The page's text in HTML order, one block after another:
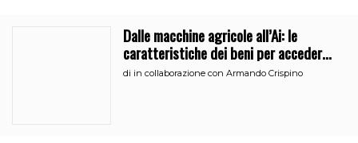
Dalle macchine agricole all’Ai: le
caratteristiche dei beni per accedere
all’iperammortamento
di in collaborazione con Armando Crispino